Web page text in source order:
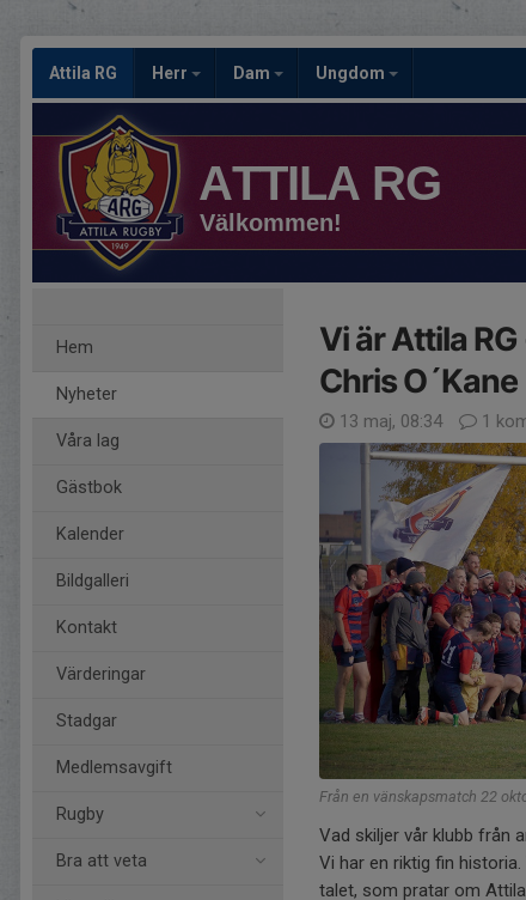
Attila RG Herr Dam Ungdom
ATTILA RG
Välkommen!
Hem
Nyheter
Våra lag
Gästbok
Kalender
Bildgalleri
Kontakt
Värderingar
Stadgar
Medlemsavgift
Rugby
Bra att veta
Vi är Attila
Chris O´Kane
13 maj, 08:34 1
Från en vänskapsmatch 22
Vad skiljer vår klubb från
Vi har en riktig fin
talet, som pratar om